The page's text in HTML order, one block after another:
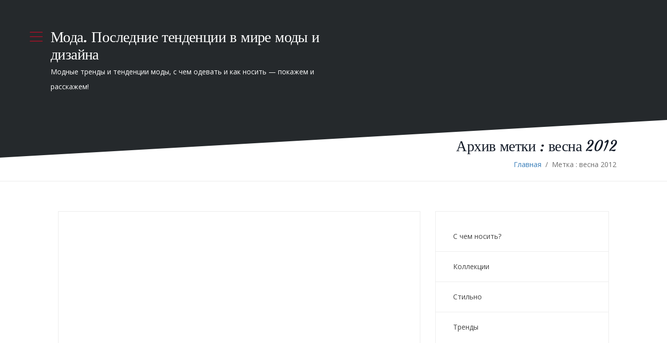
Мода. Последние тенденции в мире моды и
дизайна
Модные тренды и тенденции моды, с чем одевать и как носить — покажем и
расскажем!
Архив метки : весна 2012
Главная / Метка : весна 2012
С чем носить?
Коллекции
Стильно
Тренды